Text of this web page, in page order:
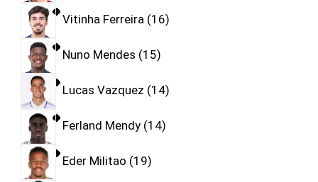
Vitinha Ferreira 16
Nuno Mendes 15
Lucas Vazquez 14
Ferland Mendy 14
Eder Militao 19